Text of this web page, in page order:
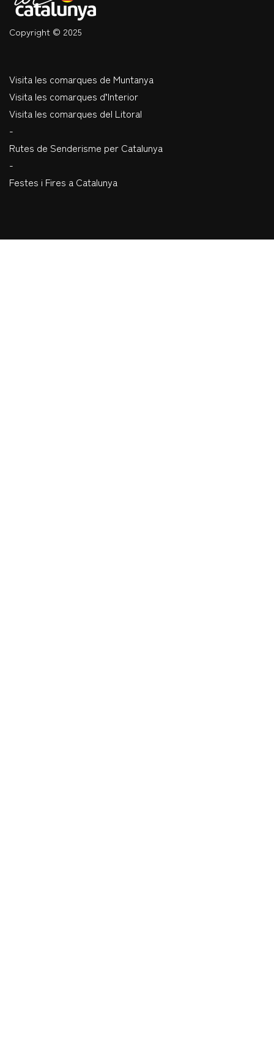
Copyright © 2025
Visita les comarques de Muntanya
Visita les comarques d’Interior
Visita les comarques del Litoral
-
Rutes de Senderisme per Catalunya
-
Festes i Fires a Catalunya